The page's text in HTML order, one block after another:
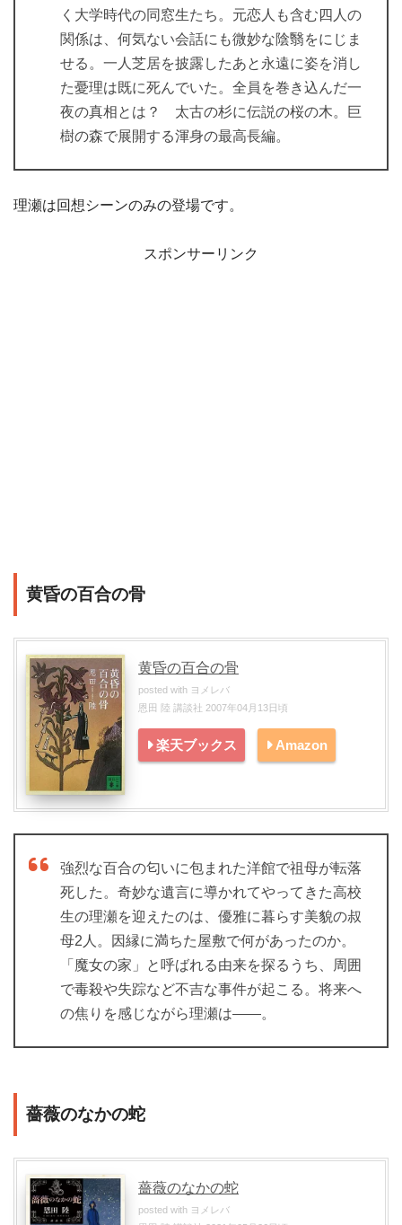
く大学時代の同窓生たち。元恋人も含む四人の
関係は、何気ない会話にも微妙な陰翳をにじま
せる。一人芝居を披露したあと永遠に姿を消し
た憂理は既に死んでいた。全員を巻き込んだ一
夜の真相とは？ 太古の杉に伝説の桜の木。巨
樹の森で展開する渾身の最高長編。
理瀬は回想シーンのみの登場です。
スポンサーリンク
黄昏の百合の骨
黄昏の百合の骨
posted with ヨメレバ
恩田 陸 講談社 2007年04月13日頃
楽天ブックス Amazon
強烈な百合の匂いに包まれた洋館で祖母が転落
死した。奇妙な遺言に導かれてやってきた高校
生の理瀬を迎えたのは、優雅に暮らす美貌の叔
母2人。因縁に満ちた屋敷で何があったのか。
「魔女の家」と呼ばれる由来を探るうち、周囲
で毒殺や失踪など不吉な事件が起こる。将来へ
の焦りを感じながら理瀬は――。
薔薇のなかの蛇
薔薇のなかの蛇
posted with ヨメレバ